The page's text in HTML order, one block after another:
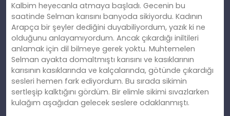
Kalbim heyecanla atmaya başladı. Gecenin bu
saatinde Selman karısını banyoda sikiyordu. Kadının
Arapça bir şeyler dediğini duyabiliyordum, yazık ki ne
olduğunu anlayamıyordum. Ancak çıkardığı iniltileri
anlamak için dil bilmeye gerek yoktu. Muhtemelen
Selman ayakta domaltmıştı karısını ve kasıklarının
karısının kasıklarında ve kalçalarında, götünde çıkardığı
sesleri hemen fark ediyordum. Bu sırada sikimin
sertleşip kalktığını gördüm. Bir elimle sikimi sıvazlarken
kulağım aşağıdan gelecek seslere odaklanmıştı.